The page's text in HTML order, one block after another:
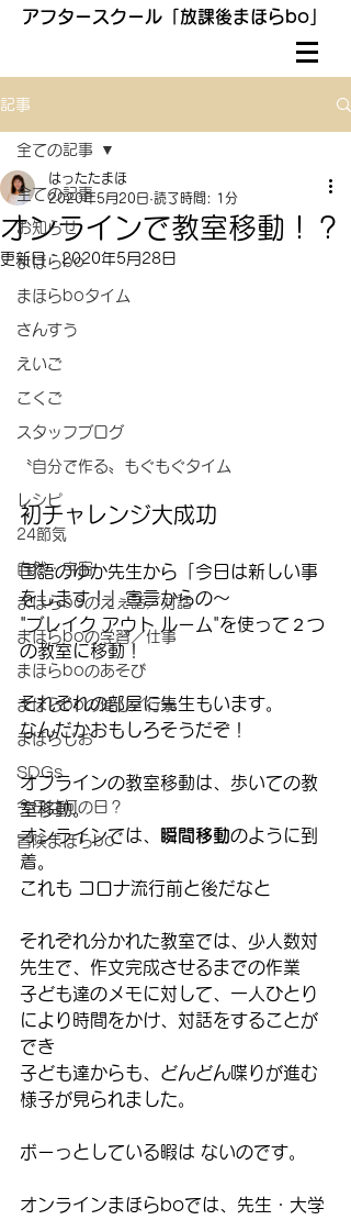
アフタースクール「放課後まほらbo」
記事
全ての記事
お知らせ
まほらbo
まほらboタイム
さんすう
えいご
こくご
スタッフブログ
〝自分で作る〟もぐもぐタイム
レシピ
24節気
自然・宇宙
まほらboのえぇ話／対話
まほらboの学習／仕事
まほらboのあそび
まほらboの催し／行事
まほらじお
SDGs
今日は何の日？
冒険まほらbo
全ての記事
オンラインで教室移動！？
はったたまほ
2020年5月20日 読了時間: 1分
更新日：2020年5月28日
初チャレンジ大成功
国語のゆか先生から「今日は新しい事
をします！」宣言からの～
"ブレイク アウト ルーム"を使って２つ
の教室に移動！
それぞれの部屋に先生もいます。
なんだかおもしろそうだぞ！
オフラインの教室移動は、歩いての教
室移動。
オンラインでは、
瞬間移動のように到
着。
これも コロナ流行前と後だなと
それぞれ分かれた教室では、少人数対
先生で、作文完成させるまでの作業
子ども達のメモに対して、一人ひとり
により時間をかけ、対話をすることが
でき
子ども達からも、どんどん喋りが進む
様子が見られました。
ボーっとしている暇は ないのです。
オンラインまほらboでは、先生・大学